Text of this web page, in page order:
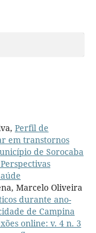
Perfil de
em transtornos
de Sorocaba
Marcelo Oliveira
durante ano-
de Campina
online: v. 4 n. 3